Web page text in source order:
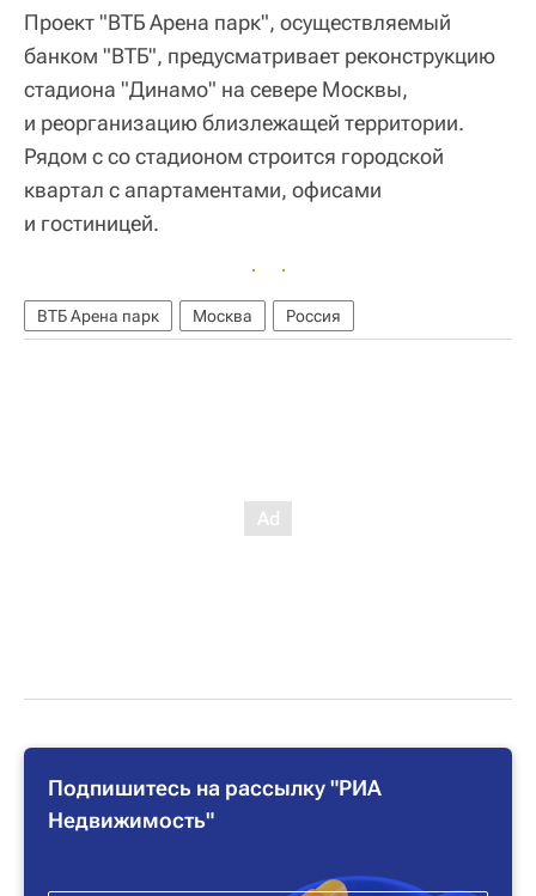
Проект "ВТБ Арена парк", осуществляемый
банком "ВТБ", предусматривает реконструкцию
стадиона "Динамо" на севере Москвы,
и реорганизацию близлежащей территории.
Рядом с со стадионом строится городской
квартал с апартаментами, офисами
и гостиницей.
ВТБ Арена парк Москва Россия
Подпишитесь на рассылку "РИА
Недвижимость"